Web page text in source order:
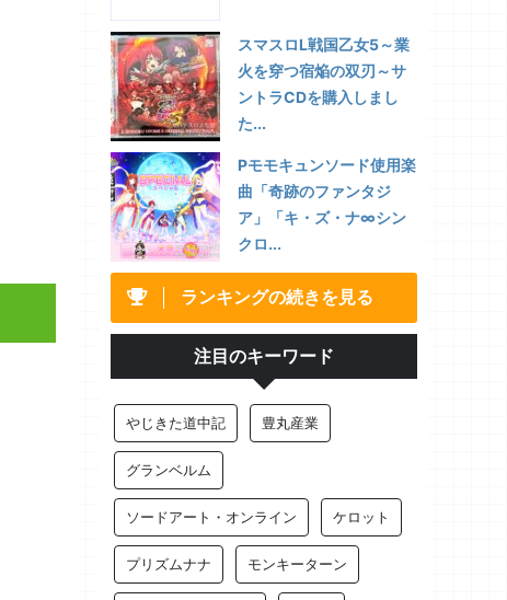
スマスロL戦国乙女5～業
火を穿つ宿焔の双刃～サ
ントラCDを購入しまし
た...
Pモモキュンソード使用楽
曲「奇跡のファンタジ
ア」「キ・ズ・ナ∞シン
クロ...
ランキングの続きを見る
注目のキーワード
やじきた道中記 豊丸産業
グランベルム
ソードアート・オンライン ケロット
プリズムナナ モンキーターン